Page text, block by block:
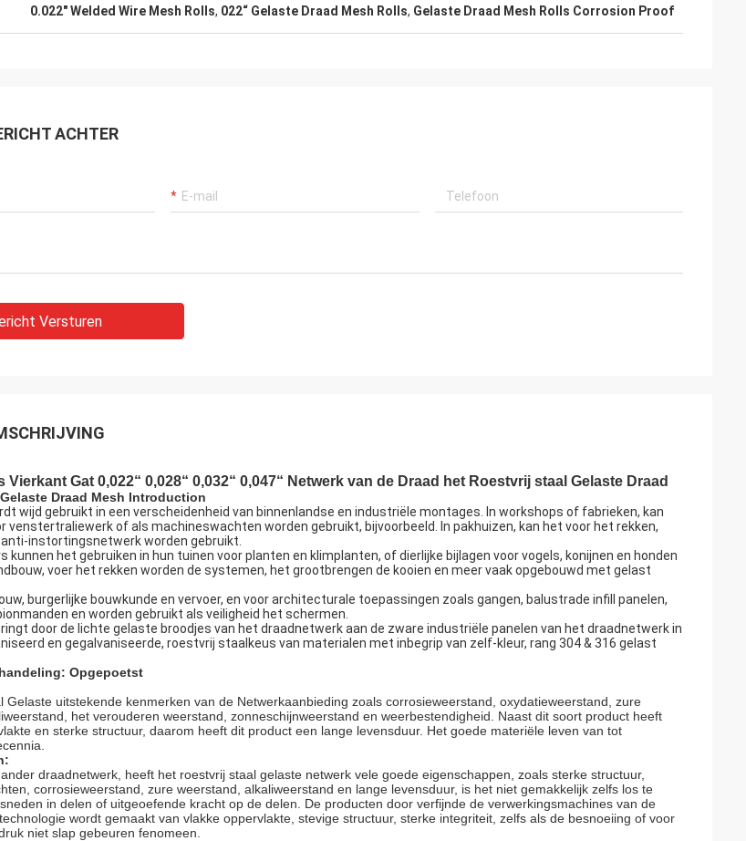
0.022" Welded Wire Mesh Rolls, 022“ Gelaste Draad Mesh Rolls, Gelaste Draad Mesh Rolls Corrosion Proof
ACHTER
Versturen
Vierkant Gat 0,022“ 0,028“ 0,032“ 0,047“ Netwerk van de Draad het Roestvrij staal Gelaste Draad
Draad Mesh Introduction
wijd gebruikt in een verscheidenheid van binnenlandse en industriële montages. In workshops of fabrieken, kan
venstertraliewerk of als machineswachten worden gebruikt, bijvoorbeeld. In pakhuizen, kan het voor het rekken,
instortingsnetwerk worden gebruikt.
kunnen het gebruiken in hun tuinen voor planten en klimplanten, of dierlijke bijlagen voor vogels, konijnen en honden
voer het rekken worden de systemen, het grootbrengen de kooien en meer vaak opgebouwd met gelast
burgerlijke bouwkunde en vervoer, en voor architecturale toepassingen zoals gangen, balustrade infill panelen,
en worden gebruikt als veiligheid het schermen.
door de lichte gelaste broodjes van het draadnetwerk aan de zware industriële panelen van het draadnetwerk in
en gegalvaniseerde, roestvrij staalkeus van materialen met inbegrip van zelf-kleur, rang 304 & 316 gelast
Opgepoetst
Gelaste uitstekende kenmerken van de Netwerkaanbieding zoals corrosieweerstand, oxydatieweerstand, zure
het verouderen weerstand, zonneschijnweerstand en weerbestendigheid. Naast dit soort product heeft
en sterke structuur, daarom heeft dit product een lange levensduur. Het goede materiële leven van tot
draadnetwerk, heeft het roestvrij staal gelaste netwerk vele goede eigenschappen, zoals sterke structuur,
corrosieweerstand, zure weerstand, alkaliweerstand en lange levensduur, is het niet gemakkelijk zelfs los te
in delen of uitgeoefende kracht op de delen. De producten door verfijnde de verwerkingsmachines van de
wordt gemaakt van vlakke oppervlakte, stevige structuur, sterke integriteit, zelfs als de besnoeiing of voor
niet slap gebeuren fenomeen.